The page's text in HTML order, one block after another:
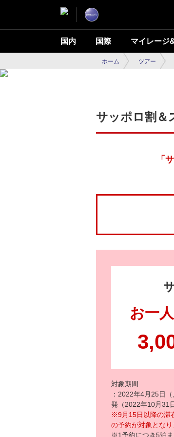
国内 国際 マイレージ
ホーム ツアー
サッポロ割＆
「
お一
対象期間
：2022年4月25日
発（2022年10月31
※9月15日以降の滞
の予約が対象となり
※1予約につき5泊